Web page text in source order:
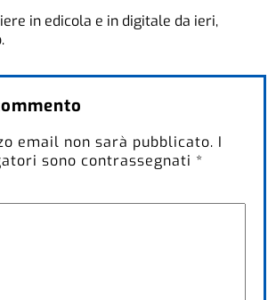
in edicola e in digitale da ieri,
email non sarà pubblicato. I
sono contrassegnati *